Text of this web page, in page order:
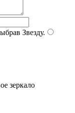
Звезду.
зеркало